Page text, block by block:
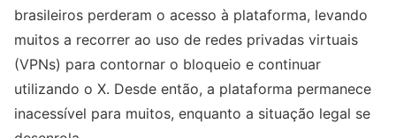
brasileiros perderam o acesso à plataforma, levando
muitos a recorrer ao uso de redes privadas virtuais
(VPNs) para contornar o bloqueio e continuar
utilizando o X. Desde então, a plataforma permanece
inacessível para muitos, enquanto a situação legal se